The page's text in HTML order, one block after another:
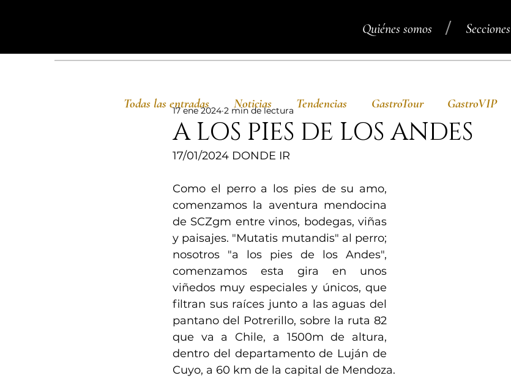
Quiénes somos Secciones
/
A LOS PIES DE LOS ANDES
17 ene 2024 2 min de lectura
17/01/2024 DONDE IR
Como el perro a los pies de su amo,
comenzamos la aventura mendocina
de SCZgm entre vinos, bodegas, viñas
y paisajes. "Mutatis mutandis" al perro;
nosotros "a los pies de los Andes",
comenzamos esta gira en unos
viñedos muy especiales y únicos, que
filtran sus raíces junto a las aguas del
pantano del Potrerillo, sobre la ruta 82
que va a Chile, a 1500m de altura,
dentro del departamento de Luján de
Cuyo, a 60 km de la capital de Mendoza.
Todas las entradas Noticias Tendencias GastroTour GastroVIP